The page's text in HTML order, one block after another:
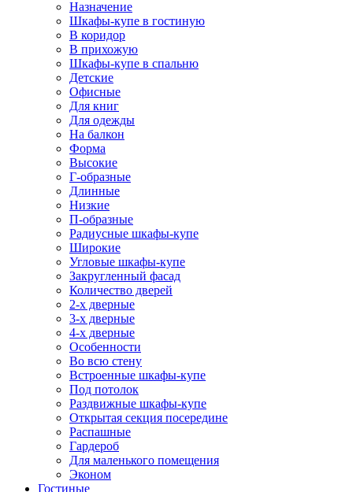
Назначение
Шкафы-купе в гостиную
В коридор
В прихожую
Шкафы-купе в спальню
Детские
Офисные
Для книг
Для одежды
На балкон
Форма
Высокие
Г-образные
Длинные
Низкие
П-образные
Радиусные шкафы-купе
Широкие
Угловые шкафы-купе
Закругленный фасад
Количество дверей
2-х дверные
3-х дверные
4-х дверные
Особенности
Во всю стену
Встроенные шкафы-купе
Под потолок
Раздвижные шкафы-купе
Открытая секция посередине
Распашные
Гардероб
Для маленького помещения
Эконом
Гостиные